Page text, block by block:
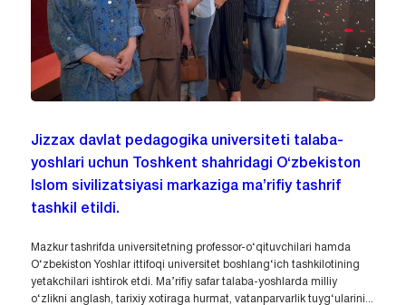
Jizzax davlat pedagogika universiteti talaba-
yoshlari uchun Toshkent shahridagi O‘zbekiston
Islom sivilizatsiyasi markaziga ma’rifiy tashrif
tashkil etildi.
Mazkur tashrifda universitetning professor-o‘qituvchilari hamda
O‘zbekiston Yoshlar ittifoqi universitet boshlang‘ich tashkilotining
yetakchilari ishtirok etdi. Ma’rifiy safar talaba-yoshlarda milliy
o‘zlikni anglash, tarixiy xotiraga hurmat, vatanparvarlik tuyg‘ularini...